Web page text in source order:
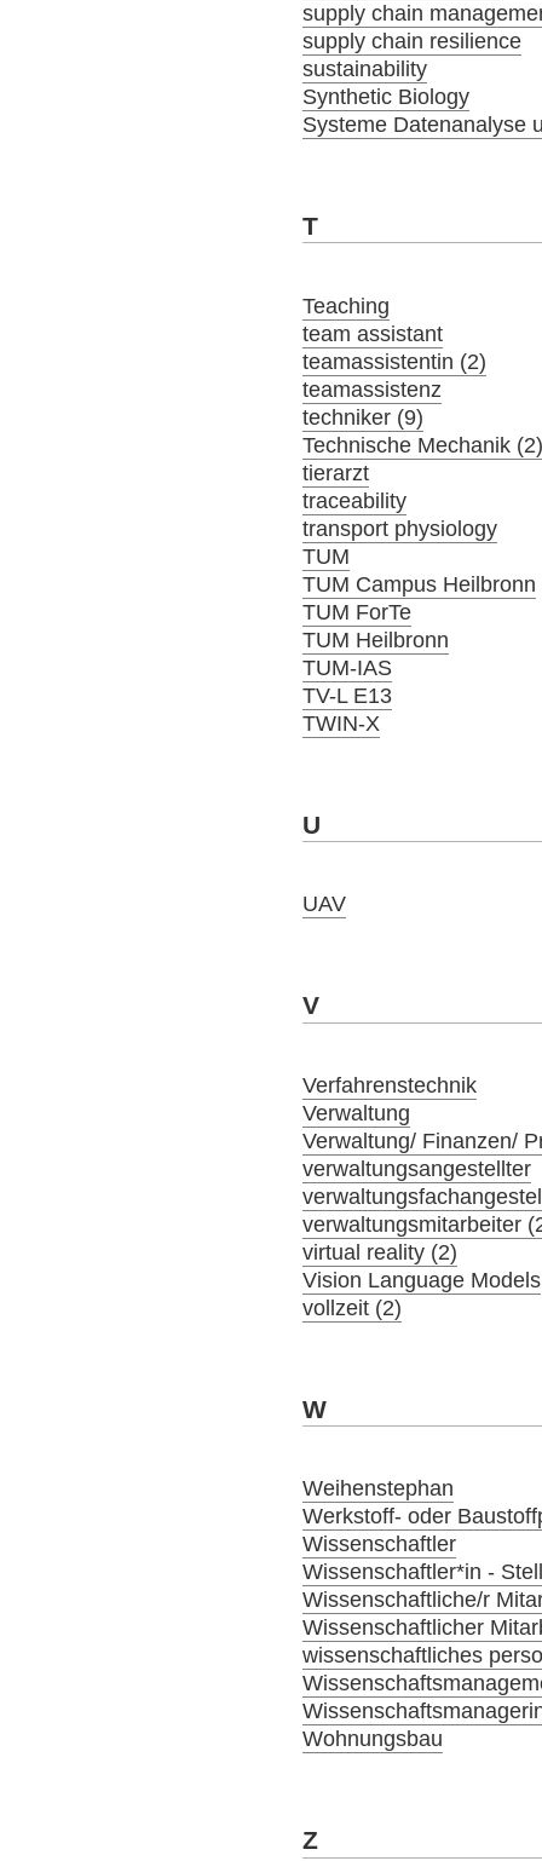
supply chain
supply chain resilience
sustainability
Synthetic Biology
Systeme Datenanalyse
T
Teaching
team assistant
teamassistentin (2)
teamassistenz
techniker (9)
Technische Mechanik
tierarzt
traceability
transport physiology
TUM
TUM Campus Heilbronn
TUM ForTe
TUM Heilbronn
TUM-IAS
TV-L E13
TWIN-X
U
UAV
V
Verfahrenstechnik
Verwaltung
Verwaltung/ Finanzen/
verwaltungsangestellter
verwaltungsmitarbeiter
virtual reality (2)
Vision Language Models
vollzeit (2)
W
Weihenstephan
Werkstoff- oder
Wissenschaftler
Wissenschaftler*in -
Wissenschaftliche/r
Wissenschaftlicher
wissenschaftliches
Wohnungsbau
Z